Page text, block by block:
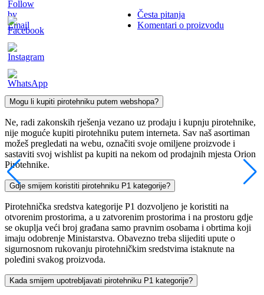
Česta pitanja
Komentari o proizvodu
Mogu li kupiti pirotehniku putem webshopa?
Ne, radi zakonskih rješenja vezano uz prodaju i kupnju pirotehnike,
nije moguće kupiti pirotehniku putem interneta. Sav naš asortiman
možeš pregledati na webu, označiti svoje omiljene proizvode i
sastaviti svoj wishlist pa kupiti na nekom od prodajnih mjesta Orion
Pirotehnike.
Gdje smijem koristiti pirotehniku P1 kategorije?
Pirotehnička sredstva kategorije P1 dozvoljeno je koristiti na
otvorenim prostorima, a u zatvorenim prostorima i na prostoru gdje
se okuplja veći broj građana samo pravnim osobama i obrtima koji
imaju odobrenje Ministarstva. Obavezno treba slijediti upute o
sigurnosnom rukovanju pirotehničkim sredstvima istaknute na
poleđini svakog proizvoda.
Kada smijem upotrebljavati pirotehniku P1 kategorije?